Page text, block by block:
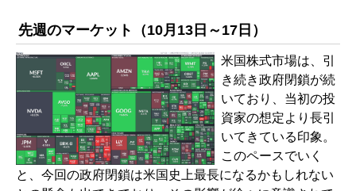
先週のマーケット（10月13日～17日）
米国株式市場は、引
き続き政府閉鎖が続
いており、当初の投
資家の想定より長引
いてきている印象。
このペースでいく
と、今回の政府閉鎖は米国史上最長になるかもしれない